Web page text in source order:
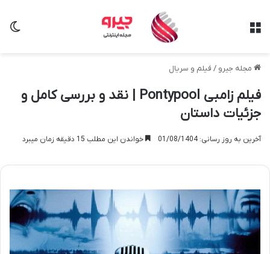
مجله جیرو / فیلم و سریال
فیلم زامبی Pontypool | نقد و بررسی کامل و
جزئیات داستان
آخرین به روز رسانی: 01/08/1404 خواندن این مطلب 15 دقیقه زمان میبرد